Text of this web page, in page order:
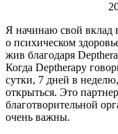
Я начинаю свой вклад
о психическом
жив благодаря
Когда Deptherapy
сутки, 7 дней в
открыться. Это
благотворительной
очень важны.